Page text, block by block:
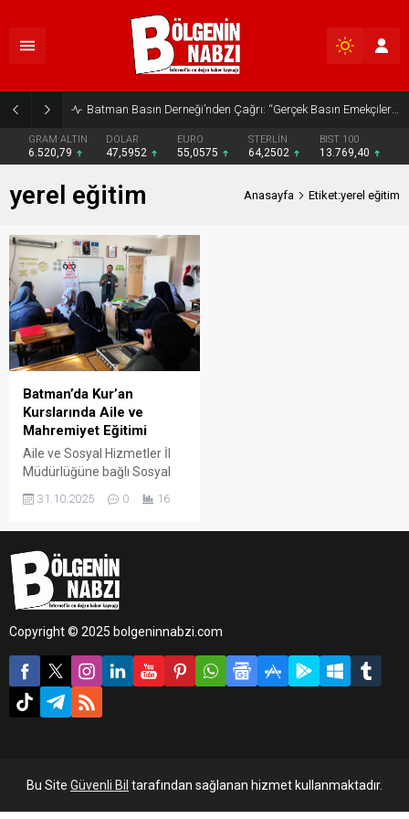
Batman Basın Derneği’nden Çağrı: “Gerçek Basın Emekçileri Desteklenmeli”
GRAM ALTIN
6.520,79
DOLAR
47,5952
EURO
55,0575
STERLİN
64,2502
BIST 100
13.769,40
yerel eğitim Anasayfa Etiket:yerel eğitim
Batman’da Kur’an
Kurslarında Aile ve
Mahremiyet Eğitimi
Aile ve Sosyal Hizmetler İl
Müdürlüğüne bağlı Sosyal
Danışmanlık Birimi, Kur’an
bilinç oluşturmak amacıyla
önemli bir eğitim programı
gerçekleştirdi.
31.10.2025 0 16
Copyright © 2025 bolgeninnabzi.com
Bu Site Güvenli Bil tarafından sağlanan hizmet kullanmaktadır.